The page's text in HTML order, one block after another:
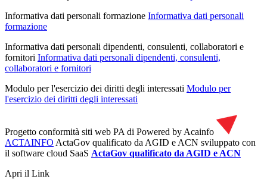
Informativa dati personali formazione Informativa dati personali
formazione
Informativa dati personali dipendenti, consulenti, collaboratori e
fornitori Informativa dati personali dipendenti, consulenti,
collaboratori e fornitori
Modulo per l'esercizio dei diritti degli interessati Modulo per
l'esercizio dei diritti degli interessati
Progetto conformità siti web PA di Powered by Acainfo
ACTAINFO ActaGov qualificato da AGID e ACN sviluppato con
il software cloud SaaS ActaGov qualificato da AGID e ACN
Apri il Link